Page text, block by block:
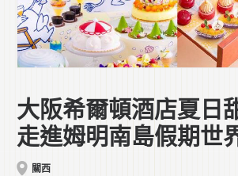
大阪希爾頓酒店夏日
走進姆明南島假期世
關西